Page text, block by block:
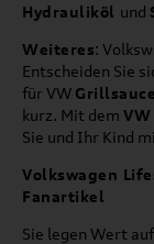
Hydrauliköl und
Weiteres:
Entscheiden Sie
für VW
kurz. Mit dem
Sie und Ihr Kind
Volkswagen
Fanartikel
Sie legen Wert